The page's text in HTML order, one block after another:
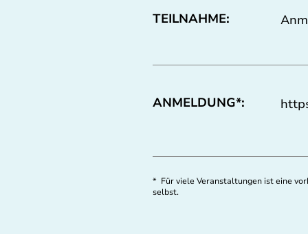
TEILNAHME:
ANMELDUNG*:
* Für viele Veranstaltungen ist eine
selbst.